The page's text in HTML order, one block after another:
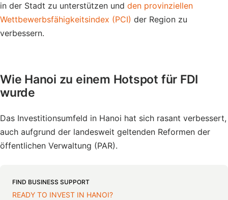
in der Stadt zu unterstützen und den provinziellen
Wettbewerbsfähigkeitsindex (PCI) der Region zu
verbessern.
Wie Hanoi zu einem Hotspot für FDI
wurde
Das Investitionsumfeld in Hanoi hat sich rasant verbessert,
auch aufgrund der landesweit geltenden Reformen der
öffentlichen Verwaltung (PAR).
FIND BUSINESS SUPPORT
READY TO INVEST IN HANOI?